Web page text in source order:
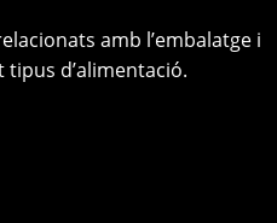
amb l’embalatge i
tipus d’alimentació.